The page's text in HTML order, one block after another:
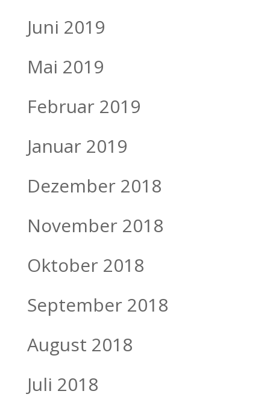
Juni 2019
Mai 2019
Februar 2019
Januar 2019
Dezember 2018
November 2018
Oktober 2018
September 2018
August 2018
Juli 2018